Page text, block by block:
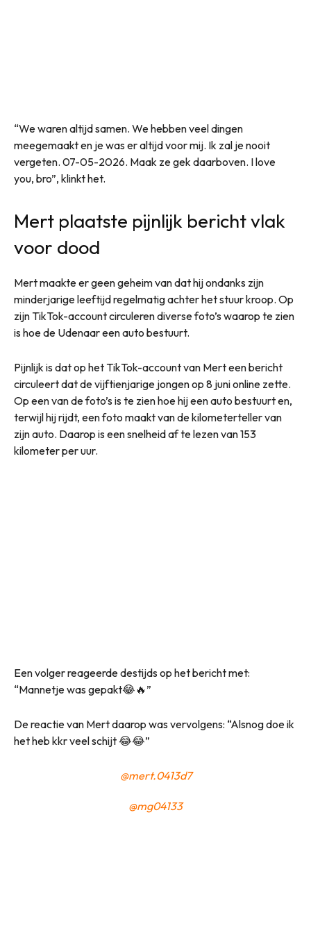
“We waren altijd samen. We hebben veel dingen
meegemaakt en je was er altijd voor mij. Ik zal je nooit
vergeten. 07-05-2026. Maak ze gek daarboven. I love
you, bro”, klinkt het.
Mert plaatste pijnlijk bericht vlak
voor dood
Mert maakte er geen geheim van dat hij ondanks zijn
minderjarige leeftijd regelmatig achter het stuur kroop. Op
zijn TikTok-account circuleren diverse foto’s waarop te zien
is hoe de Udenaar een auto bestuurt.
Pijnlijk is dat op het TikTok-account van Mert een bericht
circuleert dat de vijftienjarige jongen op 8 juni online zette.
Op een van de foto’s is te zien hoe hij een auto bestuurt en,
terwijl hij rijdt, een foto maakt van de kilometerteller van
zijn auto. Daarop is een snelheid af te lezen van 153
kilometer per uur.
Een volger reageerde destijds op het bericht met:
“Mannetje was gepakt😂🔥”
De reactie van Mert daarop was vervolgens: “Alsnog doe ik
het heb kkr veel schijt 😂😂”
@mert.0413d7
@mg04133